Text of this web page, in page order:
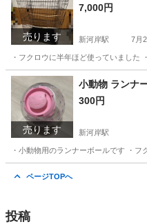
売ります
7,000円
新河岸駅 7月
・フクロウに半年ほど使っていまし
埼玉 川越市 新河岸駅 そ
売ります
小動物 ランナ
300円
新河岸駅
・小動物用のランナーボールです ・
ページTOPへ
投稿